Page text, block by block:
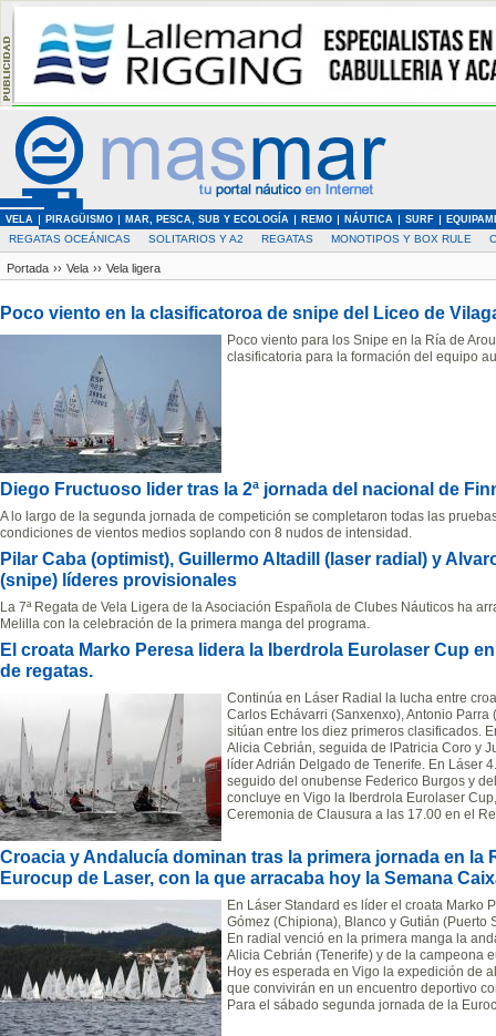
VELA PIRAGÜISMO MAR, PESCA, SUB Y ECOLOGÍA REMO NÁUTICA SURF
REGATAS OCEÁNICAS SOLITARIOS Y A2 REGATAS MONOTIPOS Y BOX RULE
Portada ›› Vela ›› Vela ligera
Poco viento en la clasificatoroa de snipe del Liceo de
Poco viento para los Snipe en la Ría de
clasificatoria para la formación del equipo
Diego Fructuoso lider tras la 2ª jornada del nacional de
A lo largo de la segunda jornada de competición se completaron todas las
condiciones de vientos medios soplando con 8 nudos de intensidad.
Pilar Caba (optimist), Guillermo Altadill (laser radial) y
(snipe) líderes provisionales
La 7ª Regata de Vela Ligera de la Asociación Española de Clubes Náuticos ha
Melilla con la celebración de la primera manga del programa.
El croata Marko Peresa lidera la Iberdrola Eurolaser Cup
de regatas.
Continúa en Láser Radial la lucha entre
Carlos Echávarri (Sanxenxo), Antonio
sitúan entre los diez primeros clasificados.
Alicia Cebrián, seguida de lPatricia Coro y
líder Adrián Delgado de Tenerife. En Láser
seguido del onubense Federico Burgos y
concluye en Vigo la Iberdrola Eurolaser
Ceremonia de Clausura a las 17.00 en el
Croacia y Andalucía dominan tras la primera jornada en la
Eurocup de Laser, con la que arracaba hoy la Semana
En Láser Standard es líder el croata Marko
Gómez (Chipiona), Blanco y Gutián (Puerto
En radial venció en la primera manga la
Alicia Cebrián (Tenerife) y de la campeona
Hoy es esperada en Vigo la expedición de
que convivirán en un encuentro deportivo
Para el sábado segunda jornada de la